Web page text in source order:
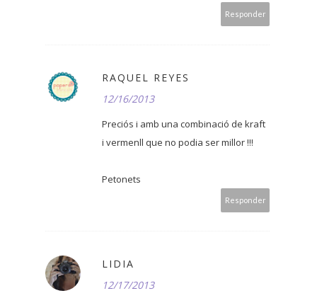
Responder
RAQUEL REYES
12/16/2013
Preciós i amb una combinació de kraft
i vermenll que no podia ser millor !!!
Petonets
Responder
LIDIA
12/17/2013